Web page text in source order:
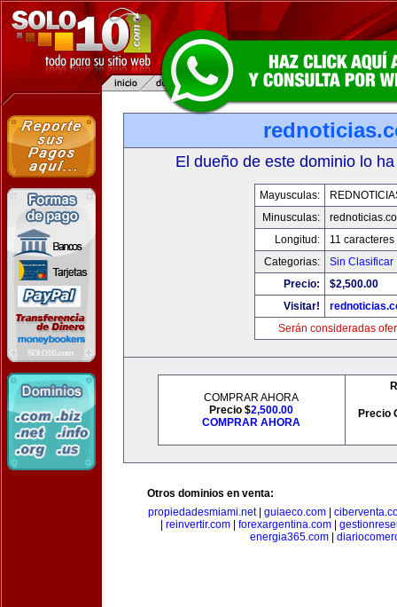
El dueño de este dominio lo
Mayusculas:
Minusculas:
Longitud:
11 caracteres
Categorias:
Sin Clasificar
Precio:
$2,500.00
Visitar!
Serán consideradas
COMPRAR AHORA
Precio $2,500.00
COMPRAR AHORA
Precio
Otros dominios en venta:
propiedadesmiami.net| guiaeco.com|
reinvertir.com forexargentina.com
energia365.com